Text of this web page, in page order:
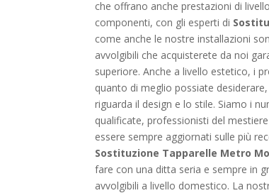
che offrano anche prestazioni di
componenti, con gli esperti di
come anche le nostre installazioni
avvolgibili che acquisterete da noi
superiore. Anche a livello estetico, i
quanto di meglio possiate
riguarda il design e lo stile. Siamo i
qualificate, professionisti del
essere sempre aggiornati sulle più
Sostituzione Tapparelle Metro
fare con una ditta seria e sempre in
avvolgibili a livello domestico. La